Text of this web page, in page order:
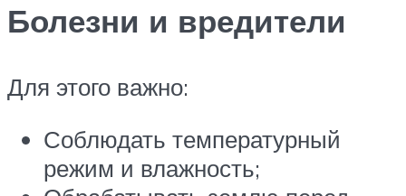
Болезни и вредители
Для этого важно:
Соблюдать температурный
режим и влажность;